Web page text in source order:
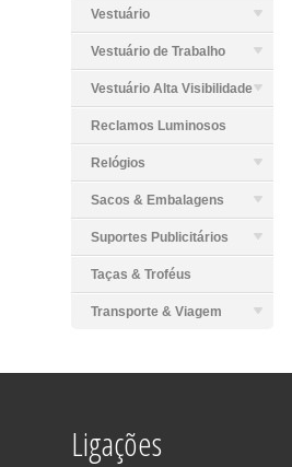
Vestuário
Vestuário de Trabalho
Vestuário Alta Visibilidade
Reclamos Luminosos
Relógios
Sacos & Embalagens
Suportes Publicitários
Taças & Troféus
Transporte & Viagem
Ligações